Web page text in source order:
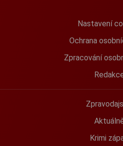
Nastavení
Ochrana
Zpracování
Krimi